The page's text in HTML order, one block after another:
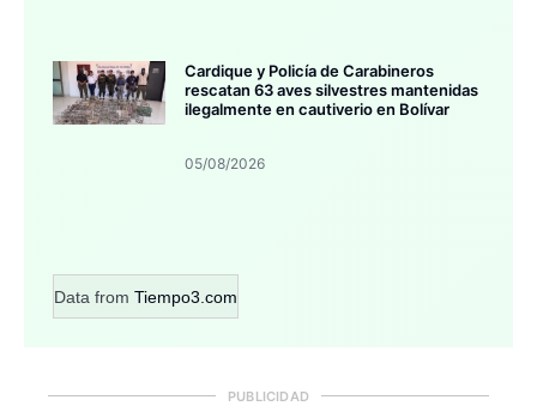
Cardique y Policía de Carabineros
rescatan 63 aves silvestres mantenidas
ilegalmente en cautiverio en Bolívar
05/08/2026
Data from Tiempo3.com
PUBLICIDAD